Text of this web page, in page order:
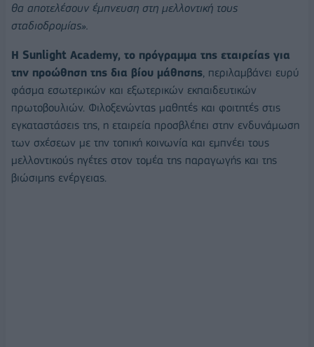
θα αποτελέσουν έμπνευση στη μελλοντική τους
σταδιοδρομίας».
Η Sunlight Academy, το πρόγραμμα της εταιρείας για
την προώθηση της δια βίου μάθησης, περιλαμβάνει ευρύ
φάσμα εσωτερικών και εξωτερικών εκπαιδευτικών
πρωτοβουλιών. Φιλοξενώντας μαθητές και φοιτητές στις
εγκαταστάσεις της, η εταιρεία προσβλέπει στην ενδυνάμωση
των σχέσεων με την τοπική κοινωνία και εμπνέει τους
μελλοντικούς ηγέτες στον τομέα της παραγωγής και της
βιώσιμης ενέργειας.